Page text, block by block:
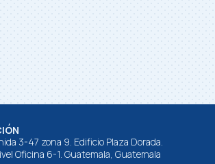
3-47 zona 9. Edificio Plaza Dorada.
Oficina 6-1. Guatemala, Guatemala